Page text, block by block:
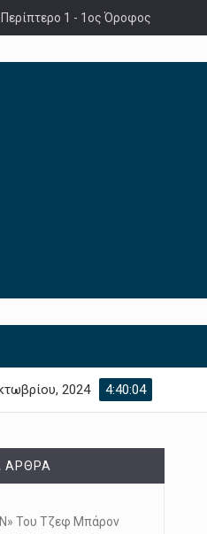
1 - 1ος Όροφος
4:40:05
2024
ΆΡΘΡΑ
Του Τζεφ Μπάρον